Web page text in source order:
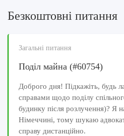
Безкоштовні питання
Загальні питання
Поділ майна (#60754)
Доброго дня! Підкажіть, будь
справами щодо поділу
будинку після розлучення)? Я
Німеччині, тому шукаю
справу дистанційно.